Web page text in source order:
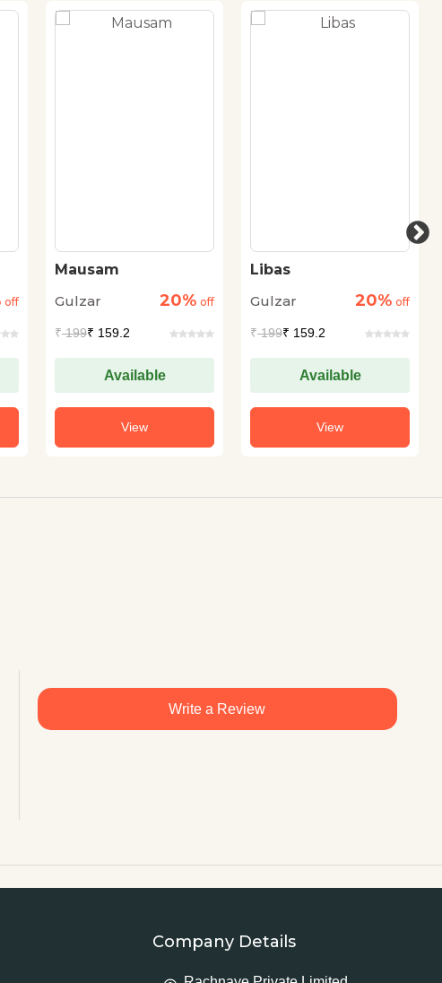
off
Mausam
Gulzar
20% off
₹199₹ 159.2
Available
View
Libas
Gulzar
20% off
₹199₹ 159.2
Available
View
Write a Review
Company Details